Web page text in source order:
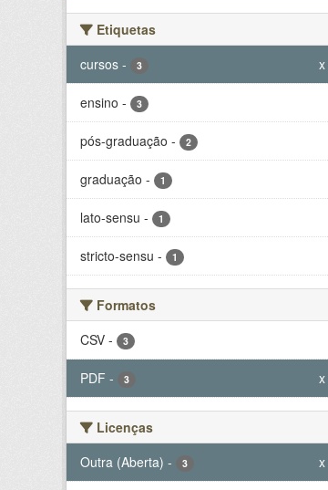
Etiquetas
cursos - 3 x
ensino - 3
pós-graduação - 2
graduação - 1
lato-sensu - 1
stricto-sensu - 1
Formatos
CSV - 3
PDF - 3 x
Licenças
Outra (Aberta) - 3 x